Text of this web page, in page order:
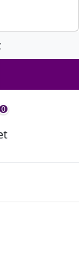
EN İYİ ÇİÇEKÇİSİ!
0